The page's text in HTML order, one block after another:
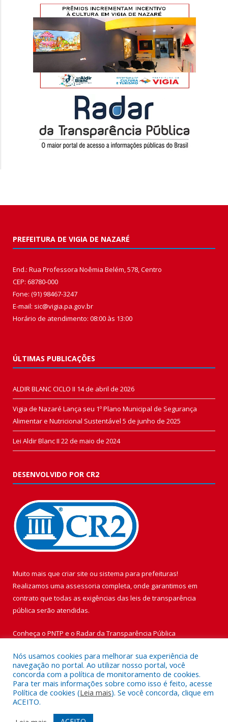
PREFEITURA DE VIGIA DE NAZARÉ
End.: Rua Professora Noêmia Belém, 578, Centro
CEP: 68780-000
Fone: (91) 98467-3247
E-mail: sic@vigia.pa.gov.br
Horário de atendimento: 08:00 às 13:00
ÚLTIMAS PUBLICAÇÕES
ALDIR BLANC CICLO II 14 de abril de 2026
Vigia de Nazaré Lança seu 1º Plano Municipal de Segurança
Alimentar e Nutricional Sustentável 5 de junho de 2025
Lei Aldir Blanc II 22 de maio de 2024
DESENVOLVIDO POR CR2
Muito mais que criar site ou sistema para prefeituras!
Realizamos uma assessoria completa, onde garantimos em
contrato que todas as exigências das leis de transparência
pública serão atendidas.
Conheça o PNTP e o Radar da Transparência Pública
Todos os direitos reservados a Prefeitura Municipal de Vigia de
Nazaré.
Nós usamos cookies para melhorar sua experiência de
navegação no portal. Ao utilizar nosso portal, você
concorda com a política de monitoramento de cookies.
Para ter mais informações sobre como isso é feito, acesse
Política de cookies (Leia mais). Se você concorda, clique em
ACEITO.